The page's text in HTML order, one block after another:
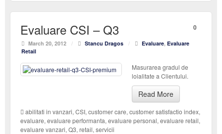
Evaluare CSI – Q3
March 20, 2012 / Stancu Dragos / Evaluare, Evaluare
Retail
0
Masurarea gradul de
loialitate a Clientului.
Read More
abilitati in vanzari, CSI, customer care, customer satisfactio index,
evaluare, evaluare performanta, evaluare personal, evaluare retail,
evaluare vanzari, Q3, retail, servicii